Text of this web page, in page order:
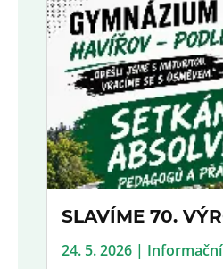
SLAVÍME 70.
24. 5. 2026 |